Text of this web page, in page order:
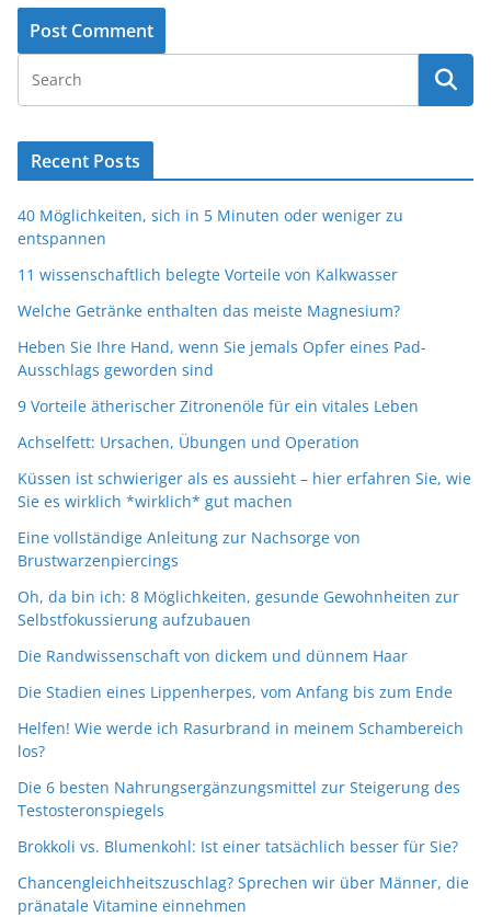
Recent Posts
40 Möglichkeiten, sich in 5 Minuten oder weniger zu
entspannen
11 wissenschaftlich belegte Vorteile von Kalkwasser
Welche Getränke enthalten das meiste Magnesium?
Heben Sie Ihre Hand, wenn Sie jemals Opfer eines Pad-
Ausschlags geworden sind
9 Vorteile ätherischer Zitronenöle für ein vitales Leben
Achselfett: Ursachen, Übungen und Operation
Küssen ist schwieriger als es aussieht – hier erfahren Sie, wie
Sie es wirklich *wirklich* gut machen
Eine vollständige Anleitung zur Nachsorge von
Brustwarzenpiercings
Oh, da bin ich: 8 Möglichkeiten, gesunde Gewohnheiten zur
Selbstfokussierung aufzubauen
Die Randwissenschaft von dickem und dünnem Haar
Die Stadien eines Lippenherpes, vom Anfang bis zum Ende
Helfen! Wie werde ich Rasurbrand in meinem Schambereich
los?
Die 6 besten Nahrungsergänzungsmittel zur Steigerung des
Testosteronspiegels
Brokkoli vs. Blumenkohl: Ist einer tatsächlich besser für Sie?
Chancengleichheitszuschlag? Sprechen wir über Männer, die
pränatale Vitamine einnehmen